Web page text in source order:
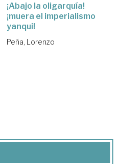
¡Abajo la oligarquía!
¡muera el imperialismo
yanqui!
Peña, Lorenzo